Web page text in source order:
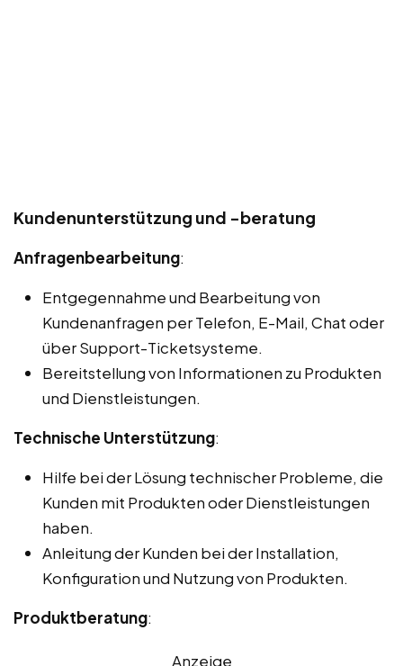
Kundenunterstützung und -beratung
Anfragenbearbeitung:
Entgegennahme und Bearbeitung von
Kundenanfragen per Telefon, E-Mail, Chat oder
über Support-Ticketsysteme.
Bereitstellung von Informationen zu Produkten
und Dienstleistungen.
Technische Unterstützung:
Hilfe bei der Lösung technischer Probleme, die
Kunden mit Produkten oder Dienstleistungen
haben.
Anleitung der Kunden bei der Installation,
Konfiguration und Nutzung von Produkten.
Produktberatung:
Anzeige